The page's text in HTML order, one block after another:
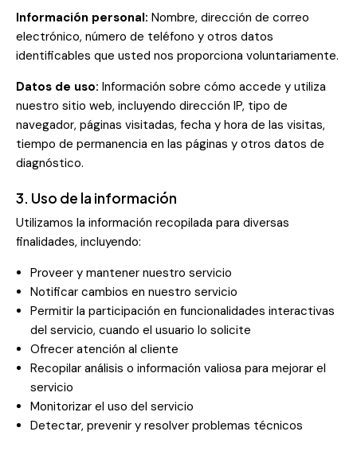
Información personal: Nombre, dirección de correo
electrónico, número de teléfono y otros datos
identificables que usted nos proporciona voluntariamente.
Datos de uso: Información sobre cómo accede y utiliza
nuestro sitio web, incluyendo dirección IP, tipo de
navegador, páginas visitadas, fecha y hora de las visitas,
tiempo de permanencia en las páginas y otros datos de
diagnóstico.
3. Uso de la información
Utilizamos la información recopilada para diversas
finalidades, incluyendo:
Proveer y mantener nuestro servicio
Notificar cambios en nuestro servicio
Permitir la participación en funcionalidades interactivas
del servicio, cuando el usuario lo solicite
Ofrecer atención al cliente
Recopilar análisis o información valiosa para mejorar el
servicio
Monitorizar el uso del servicio
Detectar, prevenir y resolver problemas técnicos